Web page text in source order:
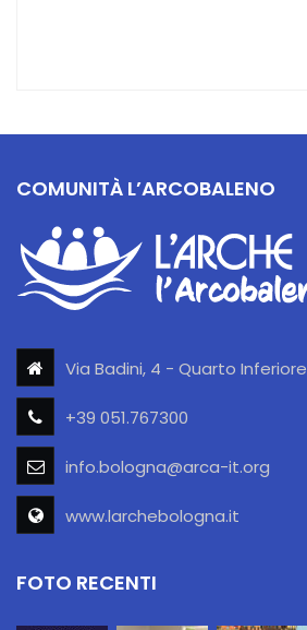
COMUNITÀ L’ARCOBALENO
Via Badini, 4 - Quarto Inferiore
+39 051.767300
info.bologna@arca-it.org
www.larchebologna.it
FOTO RECENTI